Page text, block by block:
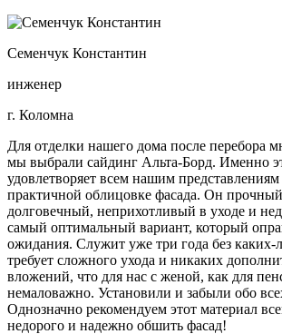
Семенчук Константин
инженер
г. Коломна
Для отделки нашего дома после перебора
мы выбрали сайдинг Альта-Борд. Именно
удовлетворяет всем нашим
практичной облицовке фасада. Он
долговечный, неприхотливый в уходе и
самый оптимальный вариант, который
ожидания. Служит уже три года без каких-
требует сложного ухода и никаких
вложений, что для нас с женой, как для
немаловажно. Установили и забыли обо
Однозначно рекомендуем этот материал
недорого и надежно обшить фасад!